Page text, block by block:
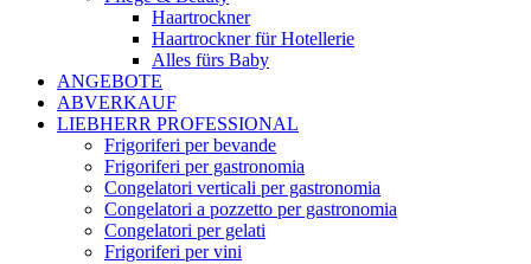
Haartrockner
Haartrockner für Hotellerie
Alles fürs Baby
ANGEBOTE
ABVERKAUF
LIEBHERR PROFESSIONAL
Frigoriferi per bevande
Frigoriferi per gastronomia
Congelatori verticali per gastronomia
Congelatori a pozzetto per gastronomia
Congelatori per gelati
Frigoriferi per vini